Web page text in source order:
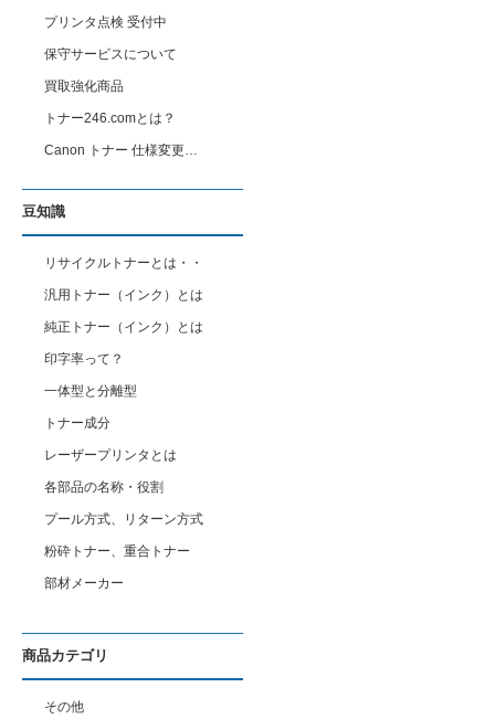
プリンタ点検 受付中
保守サービスについて
買取強化商品
トナー246.comとは？
Canon トナー 仕様変更…
豆知識
リサイクルトナーとは・・
汎用トナー（インク）とは
純正トナー（インク）とは
印字率って？
一体型と分離型
トナー成分
レーザープリンタとは
各部品の名称・役割
プール方式、リターン方式
粉砕トナー、重合トナー
部材メーカー
商品カテゴリ
その他